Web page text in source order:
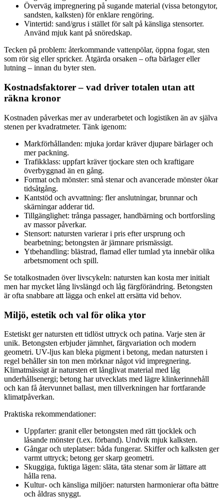
Överväg impregnering på sugande material (vissa betongytor,
sandsten, kalksten) för enklare rengöring.
Vintertid: sand/grus i stället för salt på känsliga stensorter.
Använd mjuk kant på snöredskap.
Tecken på problem: återkommande vattenpölar, öppna fogar, sten
som rör sig eller spricker. Åtgärda orsaken – ofta bärlager eller
lutning – innan du byter sten.
Kostnadsfaktorer – vad driver totalen utan att
räkna kronor
Kostnaden påverkas mer av underarbetet och logistiken än av själva
stenen per kvadratmeter. Tänk igenom:
Markförhållanden: mjuka jordar kräver djupare bärlager och
mer packning.
Trafikklass: uppfart kräver tjockare sten och kraftigare
överbyggnad än en gång.
Format och mönster: små stenar och avancerade mönster ökar
tidsåtgång.
Kantstöd och avvattning: fler anslutningar, brunnar och
skärningar adderar tid.
Tillgänglighet: trånga passager, handbärning och bortforsling
av massor påverkar.
Stensort: natursten varierar i pris efter ursprung och
bearbetning; betongsten är jämnare prismässigt.
Ytbehandling: blästrad, flamad eller tumlad yta innebär olika
arbetsmoment och spill.
Se totalkostnaden över livscykeln: natursten kan kosta mer initialt
men har mycket lång livslängd och låg färgförändring. Betongsten
är ofta snabbare att lägga och enkel att ersätta vid behov.
Miljö, estetik och val för olika ytor
Estetiskt ger natursten ett tidlöst uttryck och patina. Varje sten är
unik. Betongsten erbjuder jämnhet, färgvariation och modern
geometri. UV-ljus kan bleka pigment i betong, medan natursten i
regel behåller sin ton men mörknar något vid impregnering.
Klimatmässigt är natursten ett långlivat material med låg
underhållsenergi; betong har utvecklats med lägre klinkerinnehåll
och kan få återvunnet ballast, men tillverkningen har fortfarande
klimatpåverkan.
Praktiska rekommendationer:
Uppfarter: granit eller betongsten med rätt tjocklek och
låsande mönster (t.ex. förband). Undvik mjuk kalksten.
Gångar och uteplatser: båda fungerar. Skiffer och kalksten ger
varmt uttryck; betong ger skarp geometri.
Skuggiga, fuktiga lägen: släta, täta stenar som är lättare att
hålla rena.
Kultur- och känsliga miljöer: natursten harmonierar ofta bättre
och åldras snyggt.